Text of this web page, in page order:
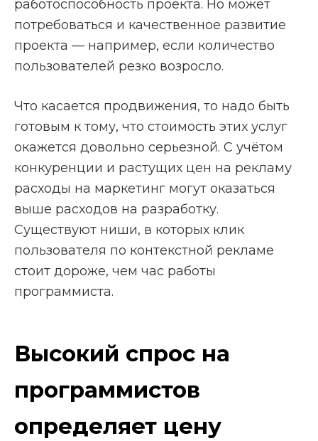
работоспособность проекта. Но может
потребоваться и качественное развитие
проекта — например, если количество
пользователей резко возросло.
Что касается продвижения, то надо быть
готовым к тому, что стоимость этих услуг
окажется довольно серьезной. С учётом
конкуренции и растущих цен на рекламу
расходы на маркетинг могут оказаться
выше расходов на разработку.
Существуют ниши, в которых клик
пользователя по контекстной рекламе
стоит дороже, чем час работы
программиста.
Высокий спрос на
программистов
определяет цену